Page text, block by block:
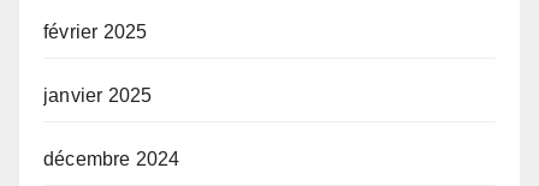
février 2025
janvier 2025
décembre 2024